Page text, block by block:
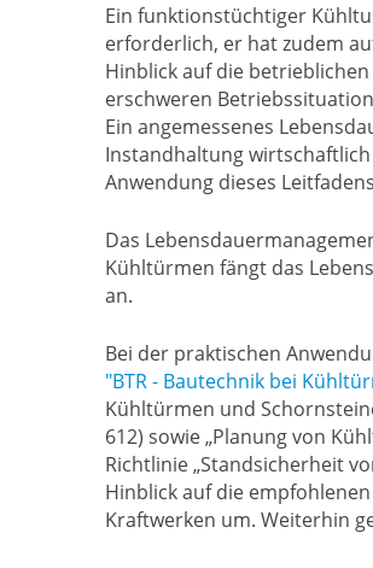
Ein funktionstüchtiger
erforderlich, er hat zudem
Hinblick auf die
erschweren
Ein angemessenes
Instandhaltung
Anwendung dieses
Das
Kühltürmen fängt das
an.
Bei der praktischen
"BTR - Bautechnik bei
Kühltürmen und
612) sowie „Planung von
Richtlinie „Standsicherheit
Hinblick auf die
Kraftwerken um. Weiterhin